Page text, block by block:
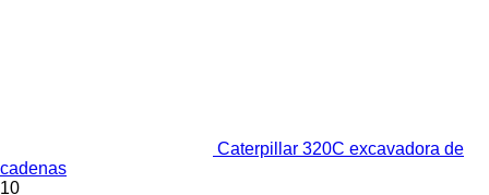
Caterpillar 320C excavadora de
cadenas
10